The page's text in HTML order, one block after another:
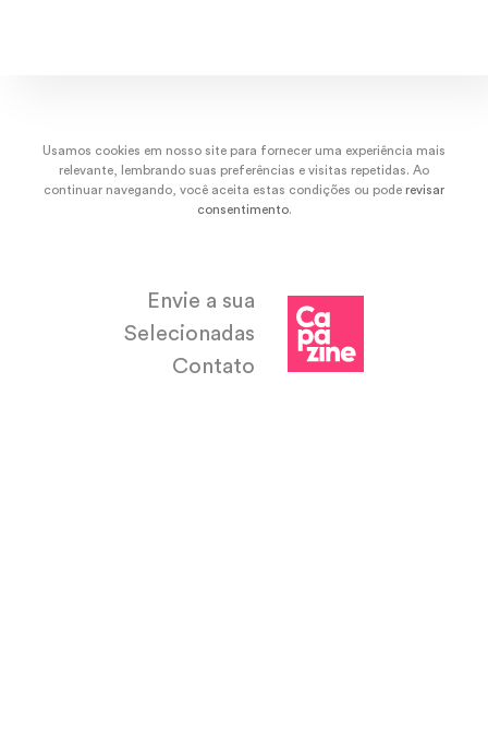
Usamos cookies em nosso site para fornecer uma experiência mais
relevante, lembrando suas preferências e visitas repetidas. Ao
continuar navegando, você aceita estas condições ou pode revisar
consentimento.
Envie a sua
Selecionadas
Contato